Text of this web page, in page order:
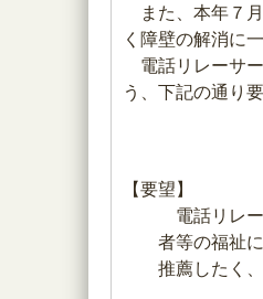
また、本年７月
く障壁の解消に
電話リレーサー
う、下記の通り
【要望】
電話リレー
者等の福祉
推薦したく